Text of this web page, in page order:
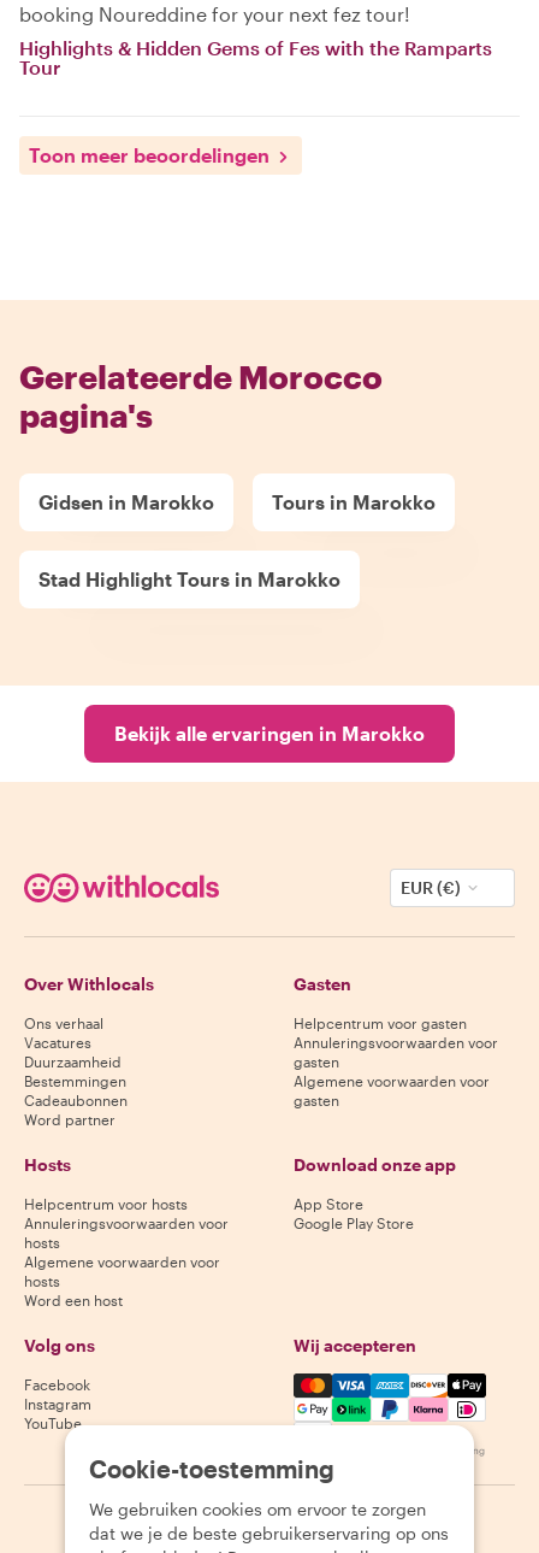
booking Noureddine for your next fez tour!
Highlights & Hidden Gems of Fes with the Ramparts
Tour
Toon meer beoordelingen
Gerelateerde Morocco
pagina's
Gidsen in Marokko Tours in Marokko
Stad Highlight Tours in Marokko
Bekijk alle ervaringen in Marokko
EUR (€)
Over Withlocals
Ons verhaal
Vacatures
Duurzaamheid
Bestemmingen
Cadeaubonnen
Word partner
Gasten
Helpcentrum voor gasten
Annuleringsvoorwaarden voor
gasten
Algemene voorwaarden voor
gasten
Hosts
Helpcentrum voor hosts
Annuleringsvoorwaarden voor
hosts
Algemene voorwaarden voor
hosts
Word een host
Download onze app
App Store
Google Play Store
Volg ons
Facebook
Instagram
YouTube
Wij accepteren
Mastercard, Visa, Amex,
Beschikbaarheid varieert per bestemming
2026 Withlocals.com Privacybeleid Cookies
Cookie-toestemming
We gebruiken cookies om ervoor te zorgen
dat we je de beste gebruikerservaring op ons